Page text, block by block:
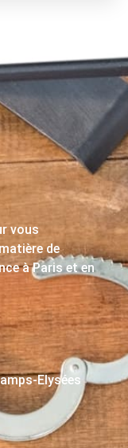
vous
de
à Paris et en
Elysées